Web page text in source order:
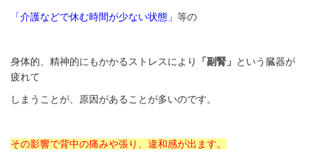
「介護などで休む時間が少ない状態」 等の
身体的、精神的にもかかるストレスにより 「副腎」 という臓器が
疲れて
しまうことが、原因があることが多いのです。
その影響で背中の痛みや張り、違和感が出ます。